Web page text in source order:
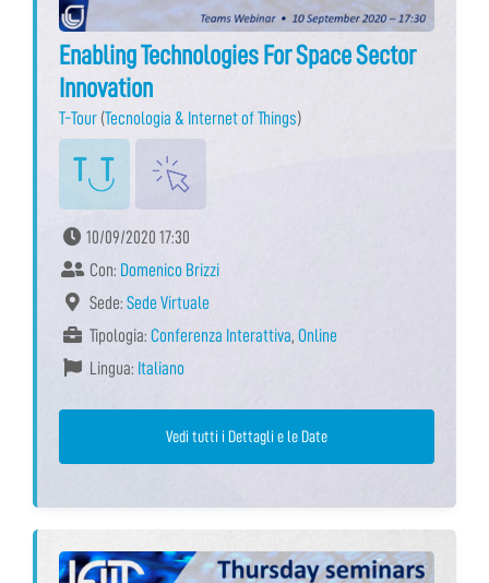
Enabling Technologies For Space Sector
Innovation
T-Tour (Tecnologia & Internet of Things)
10/09/2020 17:30
Con: Domenico Brizzi
Sede: Sede Virtuale
Tipologia: Conferenza Interattiva, Online
Lingua: Italiano
Vedi tutti i Dettagli e le Date